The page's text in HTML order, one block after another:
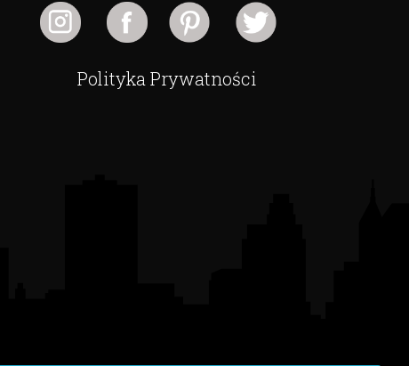
Polityka Prywatności